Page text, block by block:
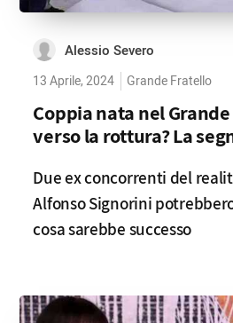
Alessio Severo
13 Aprile, 2024 Grande Fratello
Coppia nata nel
verso la rottura? La
Due ex concorrenti del
Alfonso Signorini
cosa sarebbe successo